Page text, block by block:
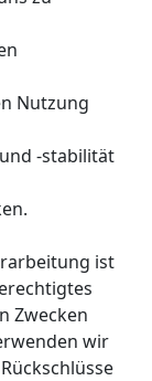
Nutzung
-stabilität
ist
Zwecken
wir